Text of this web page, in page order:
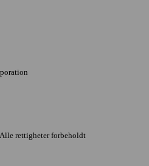
rettigheter forbeholdt